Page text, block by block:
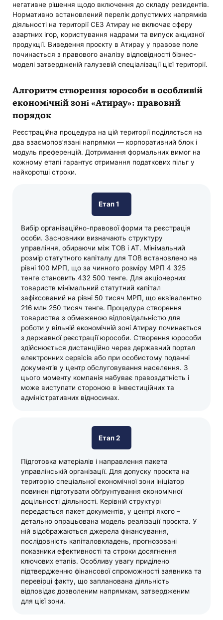
негативне рішення щодо включення до складу резидентів.
Нормативно встановлений перелік допустимих напрямків
діяльності на території СЕЗ Атирау не включає сферу
азартних ігор, користування надрами та випуск акцизної
продукції. Виведення проєкту в Атирау у правове поле
починається з правового аналізу відповідності бізнес-
моделі затвердженій галузевій спеціалізації цієї території.
Алгоритм створення юрособи в особливій
економічній зоні «Атирау»: правовий
порядок
Реєстраційна процедура на цій території поділяється на
два взаємопов’язані напрямки — корпоративний блок і
модуль преференцій. Дотримання формальних вимог на
кожному етапі гарантує отримання податкових пільг у
найкоротші строки.
Етап 1
Вибір організаційно-правової форми та реєстрація
особи. Засновники визначають структуру
управління, обираючи між ТОВ і АТ. Мінімальний
розмір статутного капіталу для ТОВ встановлено на
рівні 100 МРП, що за чинного розміру МРП 4 325
тенге становить 432 500 тенге. Для акціонерних
товариств мінімальний статутний капітал
зафіксований на рівні 50 тисяч МРП, що еквівалентно
216 млн 250 тисяч тенге. Процедура створення
товариства з обмеженою відповідальністю для
роботи у вільній економічній зоні Атирау починається
з державної реєстрації юрособи. Створення юрособи
здійснюється дистанційно через державний портал
електронних сервісів або при особистому поданні
документів у центр обслуговування населення. З
цього моменту компанія набуває правоздатність і
може виступати стороною в інвестиційних та
адміністративних відносинах.
Етап 2
Підготовка матеріалів і направлення пакета
управлінській організації. Для допуску проєкта на
територію спеціальної економічної зони ініціатор
повинен підготувати обґрунтування економічної
доцільності діяльності. Керівній структурі
передається пакет документів, у центрі якого –
детально опрацьована модель реалізації проєкта. У
ній відображаються джерела фінансування,
послідовність капіталовкладень, прогнозовані
показники ефективності та строки досягнення
ключових етапів. Особливу увагу приділено
підтвердженню фінансової спроможності заявника та
перевірці факту, що запланована діяльність
відповідає дозволеним напрямкам, затвердженим
для цієї зони.